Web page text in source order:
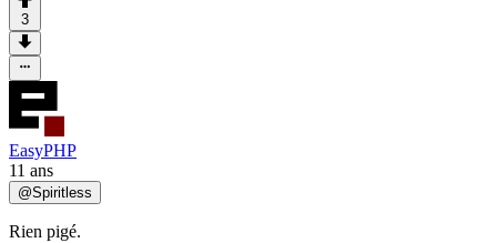
3
EasyPHP
11 ans
@Spiritless
Rien pigé.